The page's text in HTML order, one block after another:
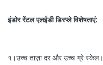
इंडोर रेंटल एलईडी डिस्प्लेविशेषताएं:
१।उच्च ताज़ा दर और उच्च ग्रे स्केल।